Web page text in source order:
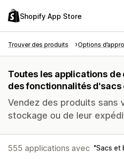
Shopify App Store
Trouver des produits Options
Toutes les applications
des fonctionnalités d'sacs
Vendez des produits sans
stockage ou de leur
555 applications avec Sacs et